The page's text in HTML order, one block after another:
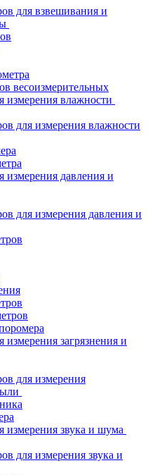
для взвешивания и
весоизмерительных
измерения влажности
для измерения влажности
измерения давления и
для измерения давления и
загрязнения и
для измерения
измерения звука и шума
для измерения звука и